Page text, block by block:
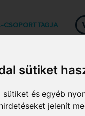
sütiket
sütiket és egyéb
jelenít
CSOPORT TAGJA